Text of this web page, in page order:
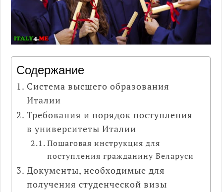
Содержание
Система высшего образования
Италии
Требования и порядок поступления
в университеты Италии
Пошаговая инструкция для
поступления гражданину Беларуси
Документы, необходимые для
получения студенческой визы